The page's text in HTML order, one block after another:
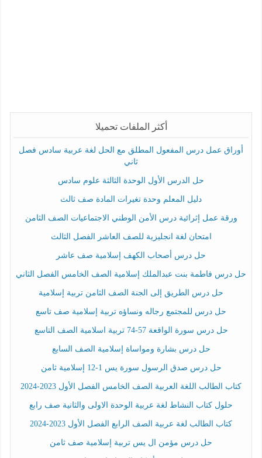
أكثر الملفات تحميلا
أوراق عمل درس المفعول المطلق مع الحل لغة عربية سادس فصل
ثاني
حل الدرس الأول الوحدة الثالثة علوم سادس
دليل المعلم وحدة تغيرات المادة صف ثالث
ورقة عمل إثرائية درس الأمن الوطني الاجتماعيات الصف الثامن
امتحان لغة انجليزية للصف العاشر الفصل الثالث
حل درس أصحاب الكهف إسلامية صف عاشر
حل درس فاطمة بنت عبدالملك إسلامية الصف الخامس الفصل الثاني
حل درس الطريق إلى الجنة الصف الثامن تربية إسلامية
حل درس للمجتمع رجاله ونساؤه تربية إسلامية صف تاسع
حل درس سورة الواقعة 57-74 تربية اسلامية الصف التاسع
حل درس بشارة ومواساة إسلامية الصف السابع
حل درس صدق الرسول سورة يس 1-12 إسلامية ثامن
كتاب الطالب اللغة العربية الصف الخامس الفصل الأول 2023-2024
حلول كتاب النشاط لغة عربية الوحدة الاولى والثانية صف رابع
كتاب الطالب لغة عربية الصف الرابع الفصل الأول 2023-2024
حل درس مؤمن ال يس تربية إسلامية صف ثامن